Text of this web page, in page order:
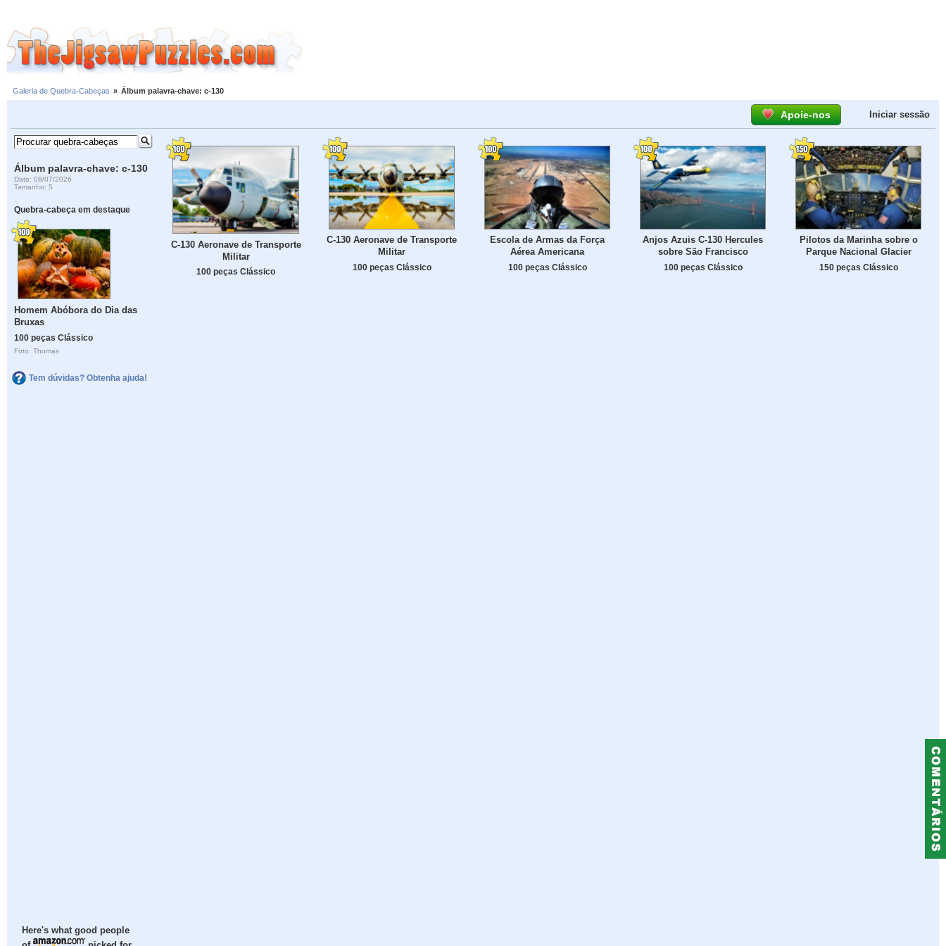
Galeria de Quebra-Cabeças » Álbum palavra-chave: c-130
Apoie-nos Iniciar sessão
Álbum palavra-chave: c-130
Data: 08/07/2026
Tamanho: 5
Quebra-cabeça em destaque
Homem Abóbora do Dia das
Bruxas
100 peças Clássico
Foto: Thomas
Tem dúvidas? Obtenha ajuda!
Here's what good people
C-130 Aeronave de Transporte
Militar
100 peças Clássico
C-130 Aeronave de Transporte
Militar
100 peças Clássico
Escola de Armas da Força
Aérea Americana
100 peças Clássico
Anjos Azuis C-130 Hercules
sobre São Francisco
100 peças Clássico
Pilotos da Marinha sobre o
Parque Nacional Glacier
150 peças Clássico